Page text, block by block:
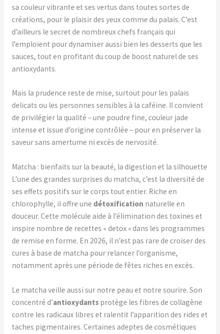
sa couleur vibrante et ses vertus dans toutes sortes de
créations, pour le plaisir des yeux comme du palais. C’est
d’ailleurs le secret de nombreux chefs français qui
l’emploient pour dynamiser aussi bien les desserts que les
sauces, tout en profitant du coup de boost naturel de ses
antioxydants.
Mais la prudence reste de mise, surtout pour les palais
delicats ou les personnes sensibles à la caféine. Il convient
de privilégier la qualité – une poudre fine, couleur jade
intense et issue d’origine contrôlée – pour en préserver la
saveur sans amertume ni excès de nervosité.
Matcha : bienfaits sur la beauté, la digestion et la silhouette
L’une des grandes surprises du matcha, c’est la diversité de
ses effets positifs sur le corps tout entier. Riche en
chlorophylle, il offre une détoxification naturelle en
douceur. Cette molécule aide à l’élimination des toxines et
inspire nombre de recettes « detox » dans les programmes
de remise en forme. En 2026, il n’est pas rare de croiser des
cures à base de matcha pour relancer l’organisme,
notamment après une période de fêtes riches en excès.
Le matcha veille aussi sur notre peau et notre sourire. Son
concentré d’antioxydantsprotège les fibres de collagène
contre les radicaux libres et ralentit l’apparition des rides et
taches pigmentaires. Certaines adeptes de cosmétiques